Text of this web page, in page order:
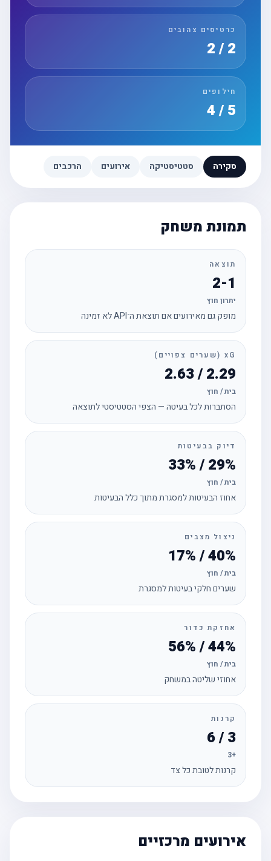
כרטיסים צהובים
חילופים
סקירה סטטיסטיקה אירועים הרכבים
תמונת משחק
תוצאה
2-1
יתרון חוץ
מופק גם מאירועים אם תוצאת ה־API לא זמינה
xG (שערים צפויים)
2.29 / 2.63
בית / חוץ
הסתברות לכל בעיטה — הצפי הסטטיסטי לתוצאה
דיוק בבעיטות
29% / 33%
בית / חוץ
אחוז הבעיטות למסגרת מתוך כלל הבעיטות
ניצול מצבים
40% / 17%
בית / חוץ
שערים חלקי בעיטות למסגרת
אחזקת כדור
44% / 56%
בית / חוץ
אחוזי שליטה במשחק
קרנות
3 / 6
קרנות לטובת כל צד
אירועים מרכזיים